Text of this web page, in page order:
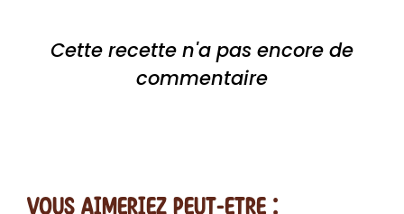
Cette recette n'a pas encore de
commentaire
vous AIMERiEZ PEUT-ETRE :